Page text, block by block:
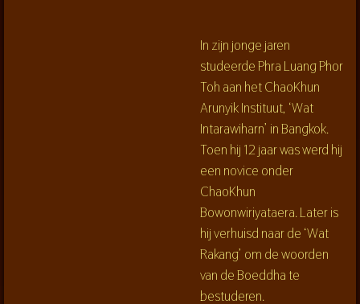
In zijn jonge jaren
studeerde Phra Luang Phor
Toh aan het ChaoKhun
Arunyik Instituut, ‘Wat
Intarawiharn’ in Bangkok.
Toen hij 12 jaar was werd hij
een novice onder
ChaoKhun
Bowonwiriyataera. Later is
hij verhuisd naar de ‘Wat
Rakang’ om de woorden
van de Boeddha te
bestuderen.